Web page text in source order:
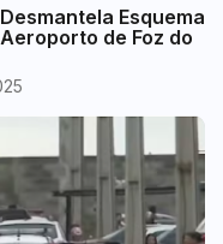
Esquema
de Foz do